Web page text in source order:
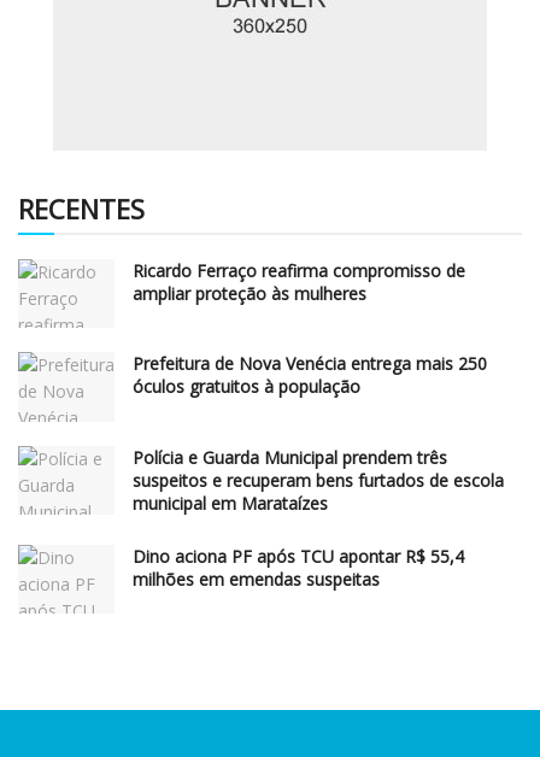
RECENTES
Ricardo Ferraço reafirma compromisso de
ampliar proteção às mulheres
Prefeitura de Nova Venécia entrega mais 250
óculos gratuitos à população
Polícia e Guarda Municipal prendem três
suspeitos e recuperam bens furtados de escola
municipal em Marataízes
Dino aciona PF após TCU apontar R$ 55,4
milhões em emendas suspeitas